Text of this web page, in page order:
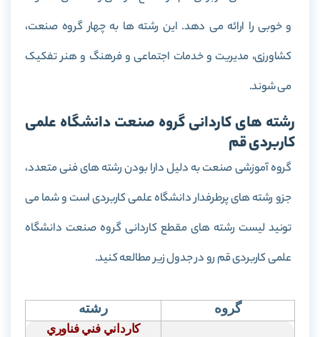
و خوبی را ارائه می دهد. این رشته ها به چهار گروه صنعت،
کشاورزی، مدیریت و خدمات اجتماعی و فرهنگ و هنر تفکیک
می شوند.
رشته های کاردانی گروه صنعت دانشگاه علمی
کاربردی قم
گروه آموزشی صنعت به دلیل دارا بودن رشته های فنی متعدد،
جزو رشته های پرطرفدار دانشگاه علمی کاربردی است و شما می
تونید لیست رشته های مقطع کاردانی گروه صنعت دانشگاه
علمی کاربردی قم رو در جدول زیر مطالعه کنید.
گروه رشته
كارداني فني فناوري